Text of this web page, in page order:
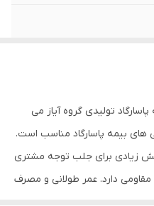
تولیدی گروه آیاز می
های بیمه پاسارگاد مناسب است.
نقش زیادی برای جلب توجه مشتری
مقاومی دارد. عمر طولانی و مصرف